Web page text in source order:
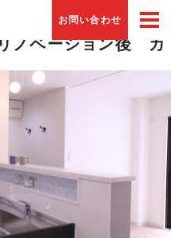
お問い合わせ
ノベーション後 カ